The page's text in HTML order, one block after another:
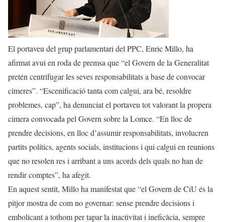
El portaveu del grup parlamentari del PPC, Enric Millo, ha
afirmat avui en roda de premsa que “el Govern de la Generalitat
pretén centrifugar les seves responsabilitats a base de convocar
cimeres”. “Escenificació tanta com calgui, ara bé, resoldre
problemes, cap”, ha denunciat el portaveu tot valorant la propera
cimera convocada pel Govern sobre la Lomce. “En lloc de
prendre decisions, en lloc d’assumir responsabilitats, involucren
partits polítics, agents socials, institucions i qui calgui en reunions
que no resolen res i arribant a uns acords dels quals no han de
rendir comptes”, ha afegit.
En aquest sentit, Millo ha manifestat que “el Govern de CiU és la
pitjor mostra de com no governar: sense prendre decisions i
embolicant a tothom per tapar la inactivitat i ineficàcia, sempre